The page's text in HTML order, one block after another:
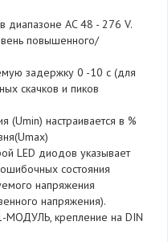
диапазоне AC 48 - 276 V.
повышенного/
задержку 0 -10 с (для
скачков и пиков
(Umin) настраивается в %
LED диодов указывает
состояния
напряжения
напряжения).
МОДУЛЬ, крепление на DIN